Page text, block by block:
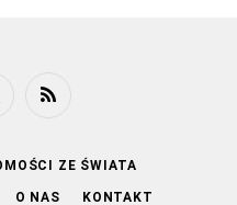
RSS
ZE ŚWIATA
O NAS KONTAKT